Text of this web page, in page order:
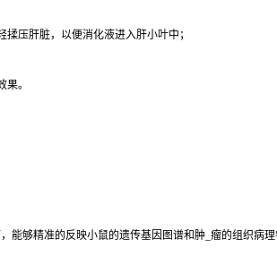
压肝脏，以便消化液进入肝小叶中；
。
能够精准的反映小鼠的遗传基因图谱和肿_瘤的组织病